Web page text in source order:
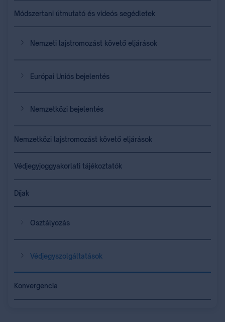
Módszertani útmutató és videós segédletek
Nemzeti lajstromozást követő eljárások
Európai Uniós bejelentés
Nemzetközi bejelentés
Nemzetközi lajstromozást követő eljárások
Védjegyjoggyakorlati tájékoztatók
Díjak
Osztályozás
Védjegyszolgáltatások
Konvergencia